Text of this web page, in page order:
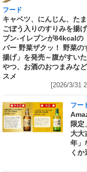
フード
キャベツ、にんじん、たま
ごぼう入りのすりみを揚
ブン‐イレブンが84kcalの
バー 野菜ザクッ！ 野菜の
揚げ」を発売～腹がすい
やつ、お酒のおつまみな
スメ
[2026/3/31
フー
限
大大
年」
くか